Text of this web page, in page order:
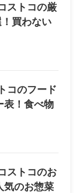
ストコの厳
買わない
コのフード
表！食べ物
ストコのお
気のお惣菜